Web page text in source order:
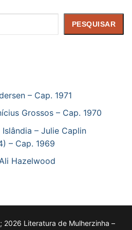
PESQUISAR
– Cap. 1971
Grossos – Cap. 1970
– Julie Caplin
– Cap. 1969
Hazelwood
2026 Literatura de Mulherzinha –